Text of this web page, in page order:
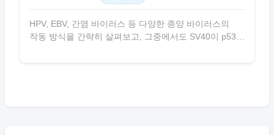
HPV, EBV, 간염 바이러스 등 다양한 종양 바이러스의
작동 방식을 간략히 살펴보고, 그중에서도 SV40이 p53과